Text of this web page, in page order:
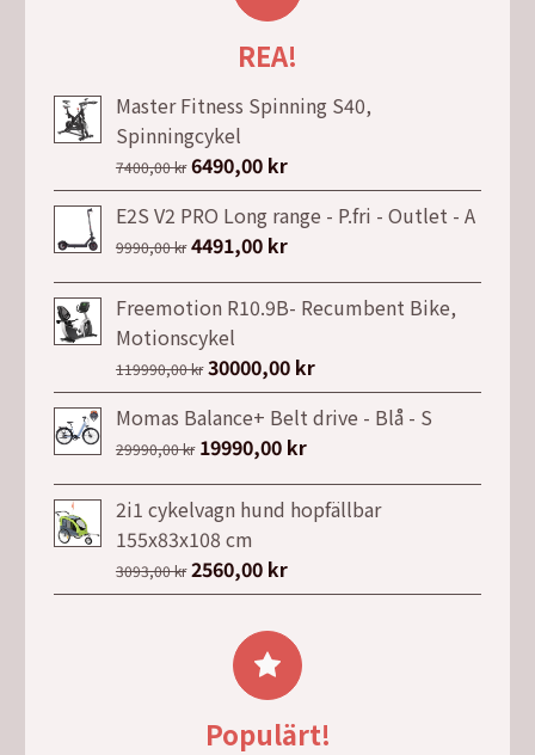
REA!
Master Fitness Spinning S40,
Spinningcykel
7400,00kr Det
ursprungliga
priset
var:
7400,00 kr.
6490,00 krDet
nuvarande
priset
är:
6490,00 kr.
E2S V2 PRO Long range - P.fri - Outlet - A
9990,00kr Det
ursprungliga
priset
var:
9990,00 kr.
4491,00 krDet
nuvarande
priset
4491,00 kr.
Freemotion R10.9B- Recumbent Bike,
Motionscykel
119990,00kr Det
ursprungliga
priset
var:
119990,00 kr.
30000,00 krDet
nuvarande
priset
30000,00 kr.
Momas Balance+ Belt drive - Blå - S
29990,00kr Det
ursprungliga
priset
var:
29990,00 kr.
19990,00 krDet
nuvarande
priset
2i1 cykelvagn hund hopfällbar
155x83x108 cm
3093,00kr Det
ursprungliga
3093,00 kr.
2560,00 krDet
nuvarande
är:
2560,00 kr.
Populärt!